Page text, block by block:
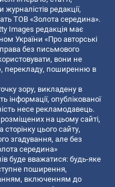
редакції,
ТОВ «Золота середина».
Images редакція має
України «Про авторські
без письмового
вони не
перекладу, поширенню в
зору, викладену в
інформації, опублікованої
несе рекламодавець.
на цьому сайті,
цього сайту,
згадування, але без
середина»
буде вважатися: будь-яке
поширення,
включенням до